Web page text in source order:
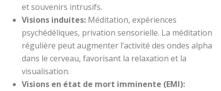
et souvenirs intrusifs.
Visions induites: Méditation, expériences
psychédéliques, privation sensorielle. La méditation
régulière peut augmenter l’activité des ondes alpha
dans le cerveau, favorisant la relaxation et la
visualisation.
Visions en état de mort imminente (EMI):